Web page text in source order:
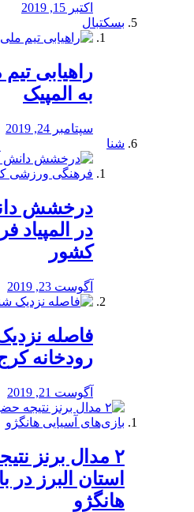
اکتبر 15, 2019
بسکتبال
راهیابی
به المپیک
سپتامبر 24, 2019
شنا
درخشش
در
کشور
آگوست 23, 2019
️فاصله
رودخانه
آگوست 21, 2019
استان البرز در
هانگژو